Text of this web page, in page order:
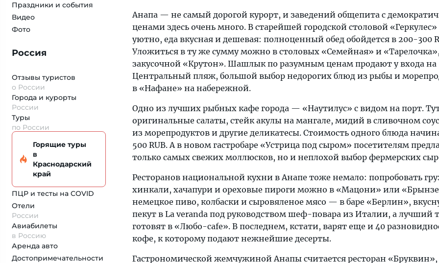
Праздники и события
Видео
Фото
Россия
Отзывы туристов
о России
Города и курорты
России
Туры
по России
Горящие туры
в
Краснодарский
край
ПЦР и тесты на COVID
Отели
России
Авиабилеты
в Россию
Аренда авто
Достопримеча­тельности
Анапа — не самый дорогой курорт, и заведений общепита с
ценами здесь очень много. В старейшей городской столовой
уютно, еда вкусная и дешевая: полноценный обед обойдется в 200-300
Уложиться в ту же сумму можно в столовых «Семейная» и
закусочной «Крутон». Шашлык по разумным ценам продают у входа на
Центральный пляж, большой выбор недорогих блюд из рыбы и
в «Нафане» на набережной.
Одно из лучших рыбных кафе города — «Наутилус» с видом на порт.
оригинальные салаты, стейк акулы на мангале, мидий в сливочном
из морепродуктов и другие деликатесы. Стоимость одного блюда
500 RUB. А в новом гастробаре «Устрица под сыром» посетителям
только самых свежих моллюсков, но и неплохой выбор фермерских
Ресторанов национальной кухни в Анапе тоже немало: попробовать
хинкали, хачапури и ореховые пироги можно в «Мацони» или
немецкое пиво, колбаски и сыровяленое мясо — в баре «Берлин»,
пекут в La veranda под руководством шеф-повара из Италии, а лучший
готовят в «Любо-cafe». В последнем, кстати, варят еще и 40
кофе, к которому подают нежнейшие десерты.
Гастрономической жемчужиной Анапы считается ресторан «Бруквин»,